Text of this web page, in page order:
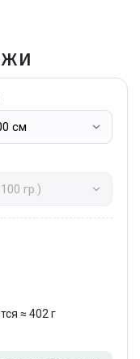
≈ 402 г